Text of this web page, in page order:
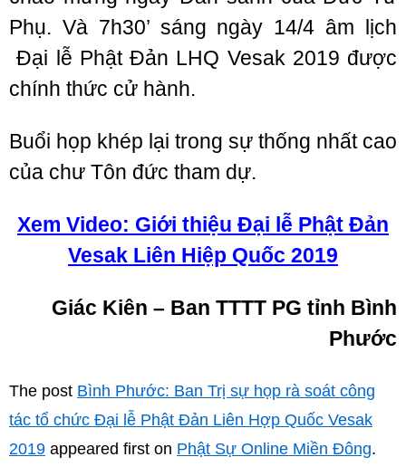
Phụ. Và 7h30’ sáng ngày 14/4 âm lịch
Đại lễ Phật Đản LHQ Vesak 2019 được
chính thức cử hành.
Buổi họp khép lại trong sự thống nhất cao
của chư Tôn đức tham dự.
Xem Video: Giới thiệu Đại lễ Phật Đản
Vesak Liên Hiệp Quốc 2019
Giác Kiên – Ban TTTT PG tỉnh Bình
Phước
The post Bình Phước: Ban Trị sự họp rà soát công
tác tổ chức Đại lễ Phật Đản Liên Hợp Quốc Vesak
2019 appeared first on Phật Sự Online Miền Đông.